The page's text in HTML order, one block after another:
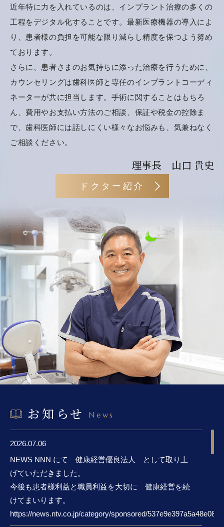
近年特に力を入れているのは、インプラント治療の多くの
工程をデジタル化することです。最新医療機器の導入によ
り、患者様の負担を可能な限り減らし精度を保つよう努め
ております。
さらに、患者さまのお気持ちに添った治療を行うために、
カウンセリングは歯科医師と専任のインプラントコーディ
ネーターが共に担当します。手術に関することはもちろ
ん、費用やお支払い方法のご相談、保証や税金の控除ま
で、歯科医師には話しにくい様々なお悩みも、気兼ねなく
ご相談ください。
理事長 山口 貴史
ドクター紹介
お知らせ News
2026.07.06
NEWS NNN にて 健康経営優良法人 として取り上
げていただきました。
今後も患者様利益と職員利益を大切に 健康経営を続
けてまいります。
https://news.ntv.co.jp/category/sponsored/